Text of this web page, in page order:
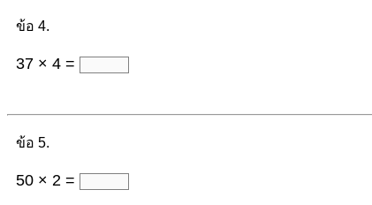
ข้อ 4.
37 × 4 =
ข้อ 5.
50 × 2 =